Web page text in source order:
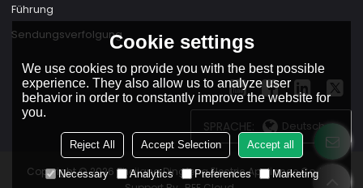
Führung
Sendungsverfolgung
SPRACHE: Deutsch
Copyright © 2026 Zhejiang Dingfeng Electric Appliance Co.,Ltd.
Cookie settings
We use cookies to provide you with the best possible
experience. They also allow us to analyze user
behavior in order to constantly improve the website for
you.
Reject All Accept Selection Accept all
Necessary Analytics Preferences Marketing